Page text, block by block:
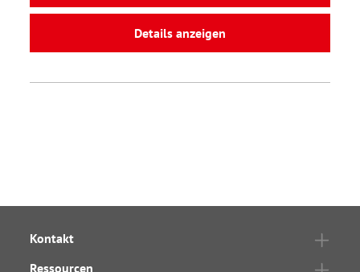
Details anzeigen
Kontakt
Ressourcen